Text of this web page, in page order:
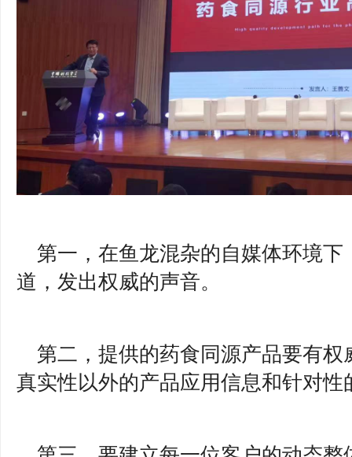
第一，在鱼龙混杂的自媒体环境
道，发出权威的声音。
第二，提供的药食同源产品要有
真实性以外的产品应用信息和针对性